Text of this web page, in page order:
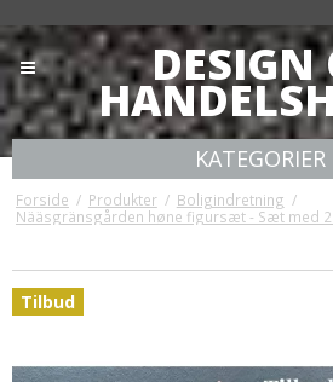
DESIGN
KATEGORIER
Forside / Produkter / Boligindretning /
Nääsgränsgården høne figursæt - Sæt med 2
Tilbud